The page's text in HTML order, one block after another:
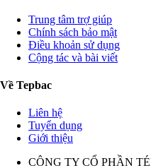
Trung tâm trợ giúp
Chính sách bảo mật
Điều khoản sử dụng
Cộng tác và bài viết
Về Tepbac
Liên hệ
Tuyển dụng
Giới thiệu
CÔNG TY CỔ PHẦN